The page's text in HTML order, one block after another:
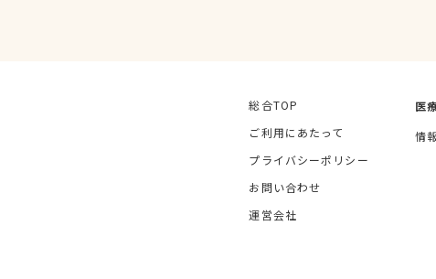
総合TOP
ご利用にあたって
プライバシーポリシー
お問い合わせ
運営会社
医
情